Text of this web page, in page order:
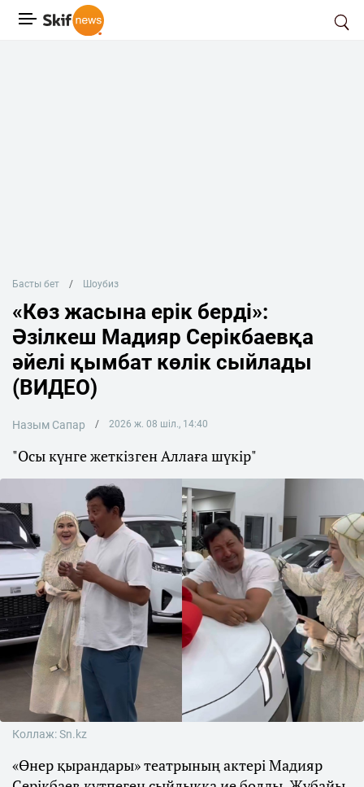
Басты бет Шоубиз
«Көз жасына ерік берді»:
Әзілкеш Мадияр Серікбаевқа
әйелі қымбат көлік сыйлады
(ВИДЕО)
Назым Сапар 2026 ж. 08 шіл., 14:40
"Осы күнге жеткізген Аллаға шүкір"
Коллаж: Sn.kz
«Өнер қырандары» театрының актері Мадияр